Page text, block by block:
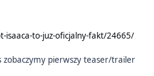
to-juz-oficjalny-fakt/24665/
zobaczymy pierwszy teaser/trailer